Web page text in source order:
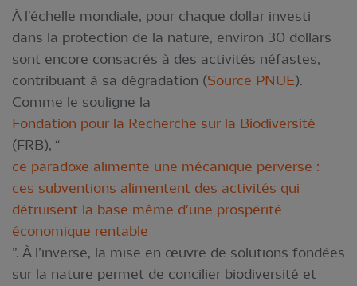
À l'échelle mondiale, pour chaque dollar investi
dans la protection de la nature, environ 30 dollars
sont encore consacrés à des activités néfastes,
contribuant à sa dégradation (Source PNUE).
Comme le souligne la
Fondation pour la Recherche sur la Biodiversité
(FRB), “
ce paradoxe alimente une mécanique perverse :
ces subventions alimentent des activités qui
détruisent la base même d'une prospérité
économique rentable
”. À l’inverse, la mise en œuvre de solutions fondées
sur la nature permet de concilier biodiversité et